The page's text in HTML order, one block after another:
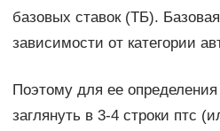
базовых ставок (ТБ).
зависимости от категории
Поэтому для ее
заглянуть в 3-4 строки птс